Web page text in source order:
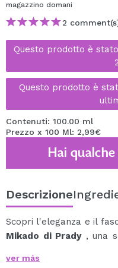
magazzino domani
2
Questo prodotto è stato
Questo prodotto è
Contenuti: 100.00 ml
Prezzo x 100 Ml: 2,99€
Hai
Descrizione
Scopri l'eleganza e il
Mikado di Prady, una
Spagna con alcool ed
il tuo ambiente in un'oasi
ver más